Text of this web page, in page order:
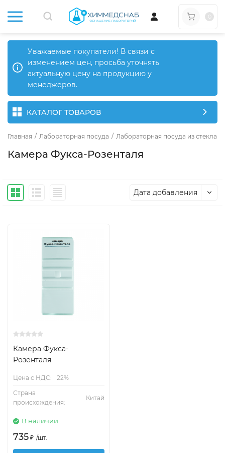
Уважаемые покупатели! В связи с
изменением цен, просьба уточнять
актуальную цену на продукцию у
менеджеров.
КАТАЛОГ ТОВАРОВ
Главная / Лабораторная посуда / Лабораторная посуда из стекла
Камера Фукса-Розенталя
Дата добавления
Камера Фукса-
Розенталя
Цена с НДС:
22%
Страна
происхождения:
Китай
В наличии
735 ₽ /шт.